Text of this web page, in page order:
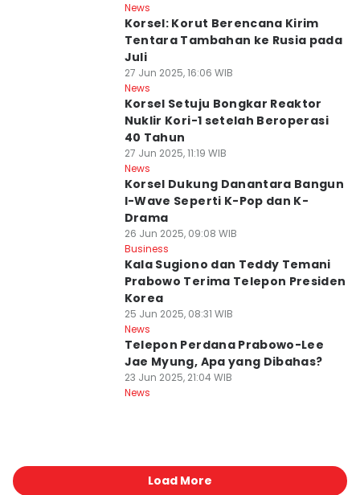
News
Korsel: Korut Berencana Kirim
Tentara Tambahan ke Rusia pada
Juli
27 Jun 2025, 16:06 WIB
News
Korsel Setuju Bongkar Reaktor
Nuklir Kori-1 setelah Beroperasi
40 Tahun
27 Jun 2025, 11:19 WIB
News
Korsel Dukung Danantara Bangun
I-Wave Seperti K-Pop dan K-
Drama
26 Jun 2025, 09:08 WIB
Business
Kala Sugiono dan Teddy Temani
Prabowo Terima Telepon Presiden
Korea
25 Jun 2025, 08:31 WIB
News
Telepon Perdana Prabowo-Lee
Jae Myung, Apa yang Dibahas?
23 Jun 2025, 21:04 WIB
News
Load More